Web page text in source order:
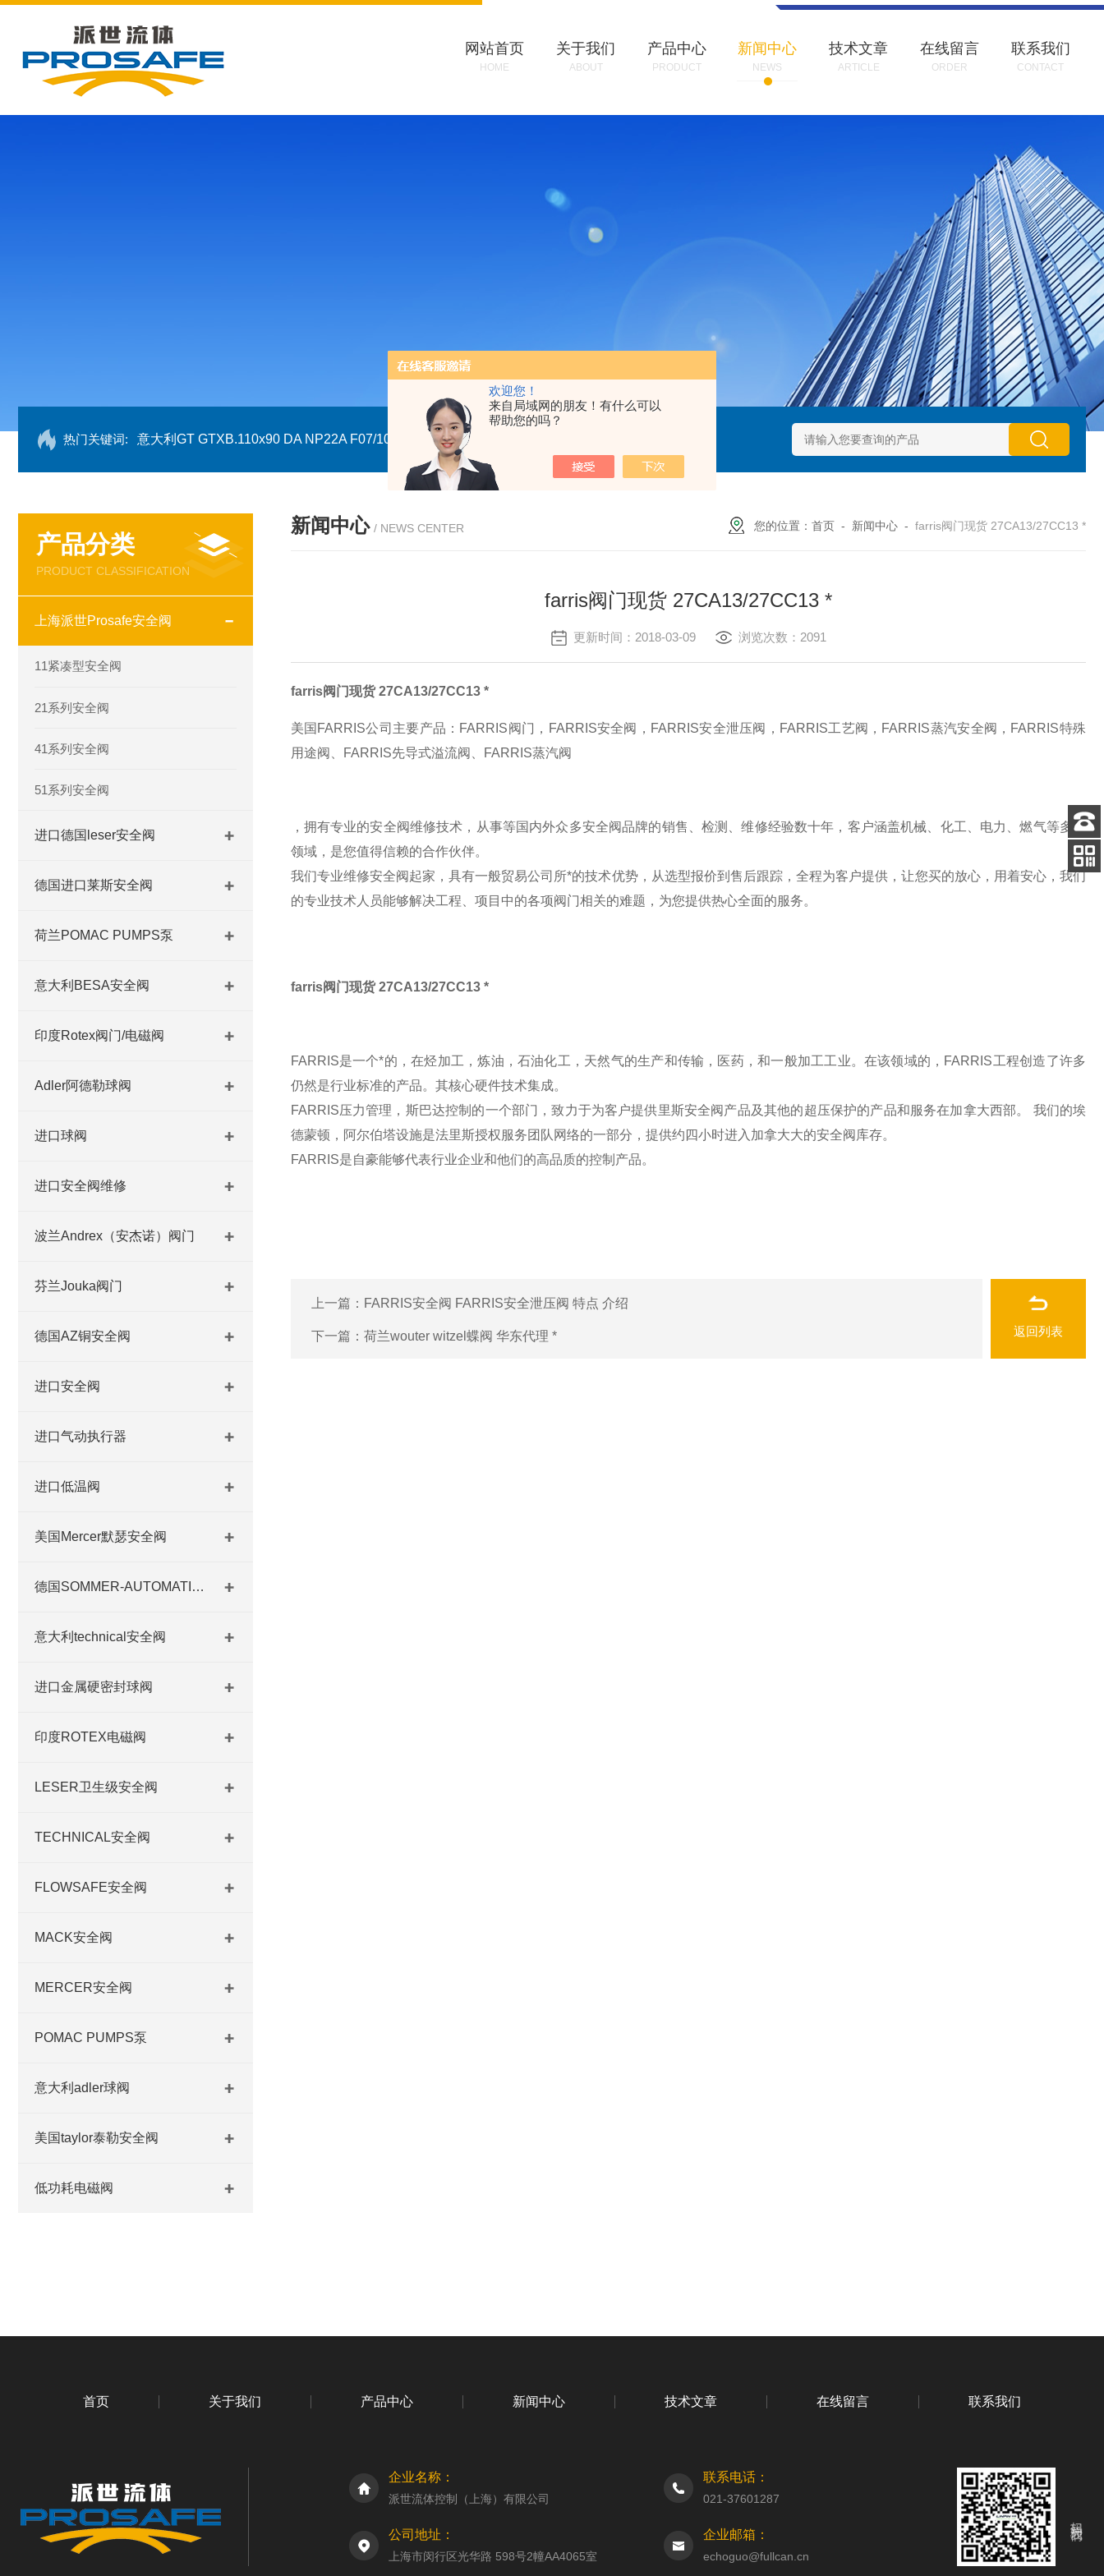
欢迎您！
来自局域网的朋友！有什么可以
帮助您的吗？
网站首页
HOME
关于我们
ABOUT
产品中心
PRODUCT
新闻中心
NEWS
技术文章
ARTICLE
在线留言
ORDER
联系我们
CONTACT
热门关键词: 意大利GT GTXB.110x90 DA NP22A F07/10 GTXN.110x90 DA NP22A F07/10 意大利GT 意大利GT气动执行器型号GTXB 127_GTXB 160 意大利GT气动执行器
产品分类
PRODUCT CLASSIFICATION
上海派世Prosafe安全阀
11紧凑型安全阀
21系列安全阀
41系列安全阀
51系列安全阀
进口德国leser安全阀
德国进口莱斯安全阀
荷兰POMAC PUMPS泵
意大利BESA安全阀
印度Rotex阀门/电磁阀
Adler阿德勒球阀
进口球阀
进口安全阀维修
波兰Andrex（安杰诺）阀门
芬兰Jouka阀门
德国AZ铜安全阀
进口安全阀
进口气动执行器
进口低温阀
美国Mercer默瑟安全阀
德国SOMMER-AUTOMATIC 平行抓手 德国夹盘 德国进口夹盘
意大利technical安全阀
进口金属硬密封球阀
印度ROTEX电磁阀
LESER卫生级安全阀
TECHNICAL安全阀
FLOWSAFE安全阀
MACK安全阀
MERCER安全阀
POMAC PUMPS泵
意大利adler球阀
美国taylor泰勒安全阀
低功耗电磁阀
新闻中心 / NEWS CENTER 您的位置： 首页 - 新闻中心 - farris阀门现货 27CA13/27CC13 *
farris阀门现货 27CA13/27CC13 *
更新时间：2018-03-09 浏览次数：2091
farris阀门现货 27CA13/27CC13 *
美国FARRIS公司主要产品：FARRIS阀门，FARRIS安全阀，FARRIS安全泄压阀，FARRIS工艺阀，FARRIS蒸汽安全阀，FARRIS特殊
用途阀、FARRIS先导式溢流阀、FARRIS蒸汽阀
，拥有专业的安全阀维修技术，从事等国内外众多安全阀品牌的销售、检测、维修经验数十年，客户涵盖机械、化工、电力、燃气等多个
领域，是您值得信赖的合作伙伴。
我们专业维修安全阀起家，具有一般贸易公司所*的技术优势，从选型报价到售后跟踪，全程为客户提供，让您买的放心，用着安心，我们
的专业技术人员能够解决工程、项目中的各项阀门相关的难题，为您提供热心全面的服务。
farris阀门现货 27CA13/27CC13 *
FARRIS是一个*的，在烃加工，炼油，石油化工，天然气的生产和传输，医药，和一般加工工业。在该领域的，FARRIS工程创造了许多
仍然是行业标准的产品。其核心硬件技术集成。
FARRIS压力管理，斯巴达控制的一个部门，致力于为客户提供里斯安全阀产品及其他的超压保护的产品和服务在加拿大西部。 我们的埃
德蒙顿，阿尔伯塔设施是法里斯授权服务团队网络的一部分，提供约四小时进入加拿大大的安全阀库存。
FARRIS是自豪能够代表行业企业和他们的高品质的控制产品。
上一篇： FARRIS安全阀 FARRIS安全泄压阀 特点 介绍
下一篇： 荷兰wouter witzel蝶阀 华东代理 * 返回列表
首页 关于我们 产品中心 新闻中心 技术文章 在线留言 联系我们
企业名称：
派世流体控制（上海）有限公司
联系电话：
021-37601287
公司地址：
上海市闵行区光华路 598号2幢AA4065室
企业邮箱：
echoguo@fullcan.cn
客服
电话
扫码